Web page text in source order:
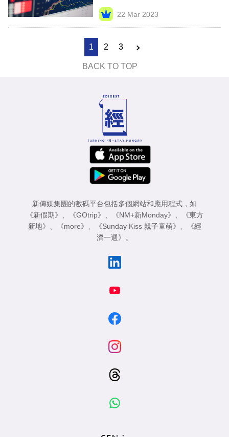
22 Mar 2023
1 2 3
BACK TO TOP
新傳媒集團的數碼平台包括多個網站和應用程式，如
《新假期》 、 《GOtrip》 、 《NM+新Monday》 、
《東方
新地》 、 《more》 、 《Sunday Kiss 親子童萌》 、
《經
濟一週》 。